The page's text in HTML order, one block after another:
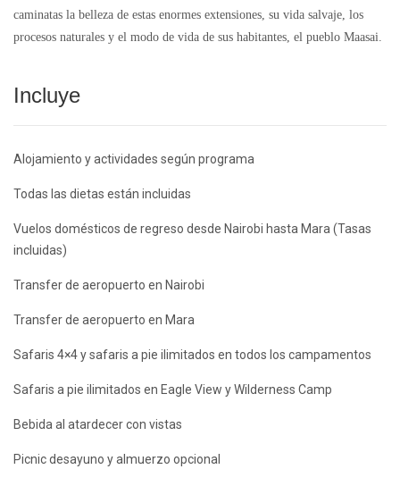
caminatas la belleza de estas enormes extensiones, su vida salvaje, los
procesos naturales y el modo de vida de sus habitantes, el pueblo Maasai.
Incluye
Alojamiento y actividades según programa
Todas las dietas están incluidas
Vuelos domésticos de regreso desde Nairobi hasta Mara (Tasas
incluidas)
Transfer de aeropuerto en Nairobi
Transfer de aeropuerto en Mara
Safaris 4×4 y safaris a pie ilimitados en todos los campamentos
Safaris a pie ilimitados en Eagle View y Wilderness Camp
Bebida al atardecer con vistas
Picnic desayuno y almuerzo opcional